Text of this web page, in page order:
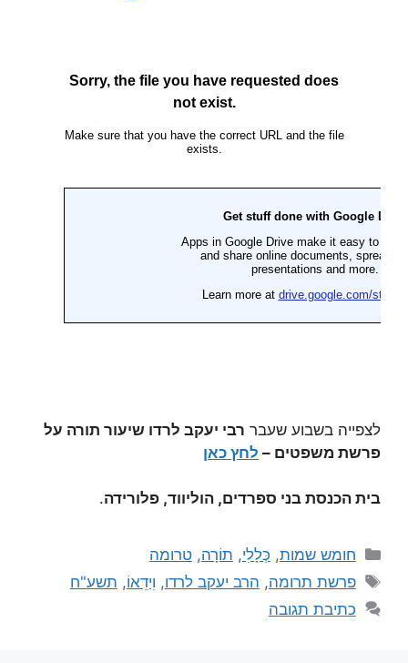
לצפייה בשבוע שעבר רבי יעקב לרדו שיעור תורה על
פרשת משפטים – לחץ כאן
בית הכנסת בני ספרדים, הוליווד, פלורידה.
חומש שמות, כְּלָלִי, תוֹרָה,טרומה
פרשת תרומה, הרב יעקב לרדו, וִידֵאוֹ, תשע"ח
כתיבת תגובה